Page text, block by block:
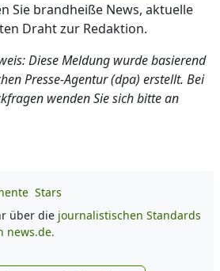
Sie brandheiße News, aktuelle
Draht zur Redaktion.
Diese Meldung wurde basierend
Presse-Agentur (dpa) erstellt. Bei
wenden Sie sich bitte an
Stars
über die journalistischen Standards
news.de.